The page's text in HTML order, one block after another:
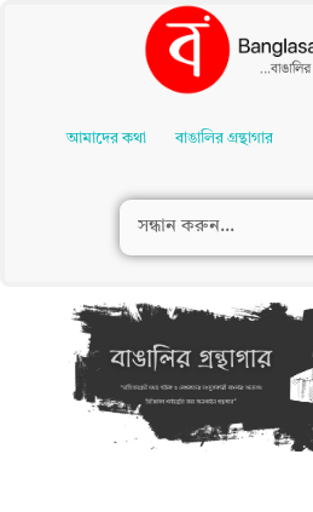
Contentআমাদের কথা বাঙালির গ্রন্থাগার